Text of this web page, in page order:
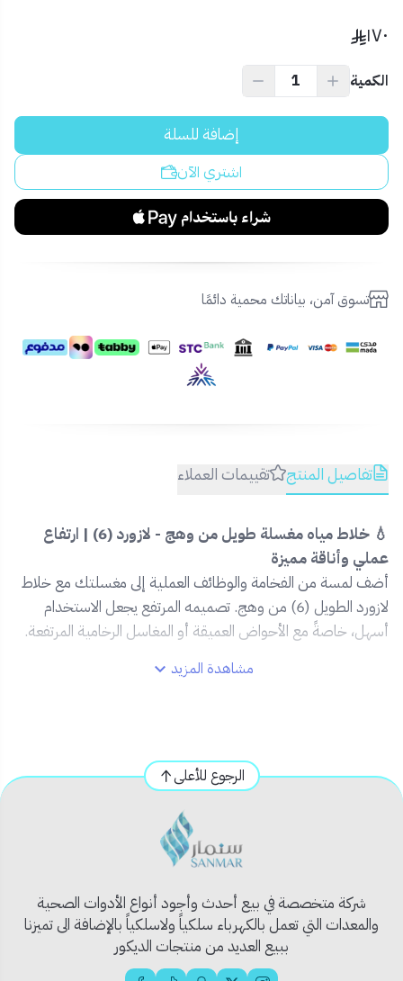
💡 نصيحة احترافية:
لأفضل أداء، يُنصح بتركيب فلتر ماء قبل الخلاط للحفاظ على تدفق نقي
وخالي من الشوائب.
١٧٠
الكمية
إضافة للسلة
اشتري الآن
تسوق آمن، بياناتك محمية دائمًا
تفاصيل المنتج تقييمات العملاء
💧 خلاط مياه مغسلة طويل من وهج - لازورد (6) | ارتفاع
عملي وأناقة مميزة
أضف لمسة من الفخامة والوظائف العملية إلى مغسلتك مع خلاط
لازورد الطويل (6) من وهج. تصميمه المرتفع يجعل الاستخدام
أسهل، خاصةً مع الأحواض العميقة أو المغاسل الرخامية المرتفعة.
✨تشطيب كروم فاخر: مقاوم للبقع والصدأ، ويحافظ
على لمعانه بمرور الوقت.
سهولة في التنظيف والصيانة
صُنع بدقة عالية: يضمن تدفق ماء متوازن دون تقطير.
💧
مقبض عملي بتحكم سلس
: لضبط درجة حرارة
وضغط الماء بدقة.
📦 محتويات المنتج:
مشاهدة المزيد
الرجوع للأعلى
شركة متخصصة في بيع أحدث وأجود أنواع الأدوات الصحية
والمعدات التي تعمل بالكهرباء سلكياً ولاسلكياً بالإضافة الى تميزنا
ببيع العديد من منتجات الديكور